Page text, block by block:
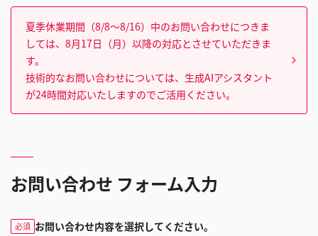
夏季休業期間（8/8～8/16）中のお問い合わせにつきま
しては、8月17日（月）以降の対応とさせていただきま
す。
技術的なお問い合わせについては、生成AIアシスタント
が24時間対応いたしますのでご活用ください。
お問い合わせ フォーム入力
必須 お問い合わせ内容を選択してください。